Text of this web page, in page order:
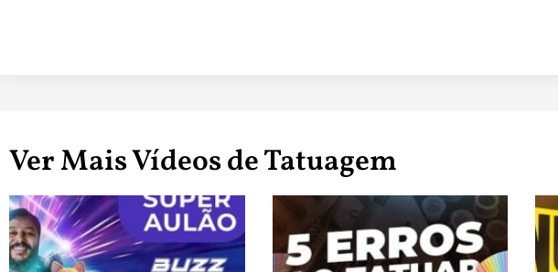
Ver Mais Vídeos de Tatuagem